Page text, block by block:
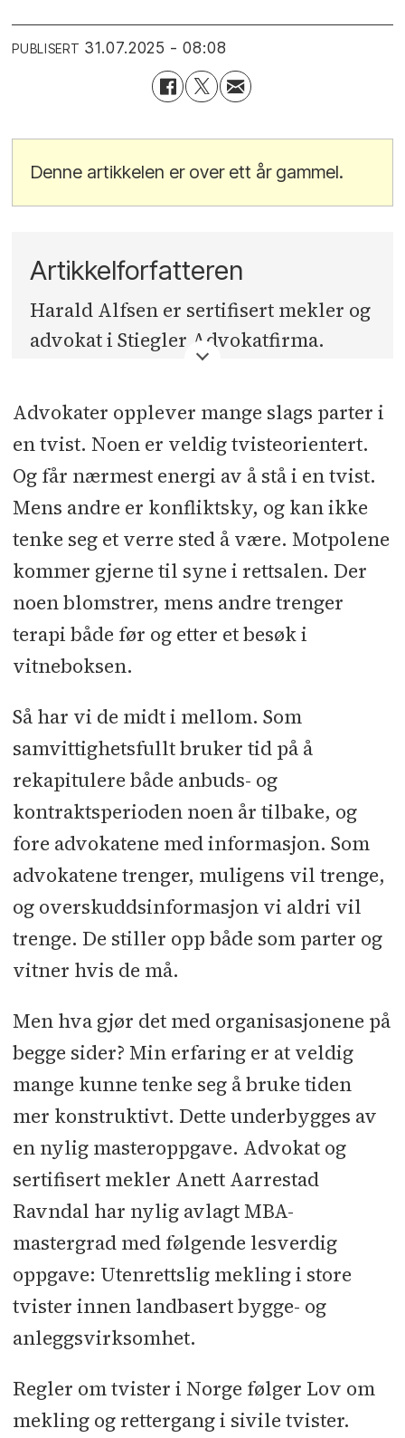
PUBLISERT 31.07.2025 - 08:08
Denne artikkelen er over ett år gammel.
Artikkelforfatteren
Harald Alfsen er sertifisert mekler og
advokat i Stiegler Advokatfirma.
Advokater opplever mange slags parter i
en tvist. Noen er veldig tvisteorientert.
Og får nærmest energi av å stå i en tvist.
Mens andre er konfliktsky, og kan ikke
tenke seg et verre sted å være. Motpolene
kommer gjerne til syne i rettsalen. Der
noen blomstrer, mens andre trenger
terapi både før og etter et besøk i
vitneboksen.
Så har vi de midt i mellom. Som
samvittighetsfullt bruker tid på å
rekapitulere både anbuds- og
kontraktsperioden noen år tilbake, og
fore advokatene med informasjon. Som
advokatene trenger, muligens vil trenge,
og overskuddsinformasjon vi aldri vil
trenge. De stiller opp både som parter og
vitner hvis de må.
Men hva gjør det med organisasjonene på
begge sider? Min erfaring er at veldig
mange kunne tenke seg å bruke tiden
mer konstruktivt. Dette underbygges av
en nylig masteroppgave. Advokat og
sertifisert mekler Anett Aarrestad
Ravndal har nylig avlagt MBA-
mastergrad med følgende lesverdig
oppgave: Utenrettslig mekling i store
tvister innen landbasert bygge- og
anleggsvirksomhet.
Regler om tvister i Norge følger Lov om
mekling og rettergang i sivile tvister.